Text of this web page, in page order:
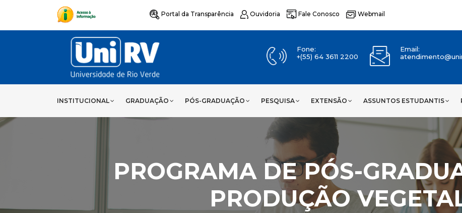
Portal da Transparência Ouvidoria Fale Conosco Webmail
Fone:
+(55) 64 3611 2200
Email:
INSTITUCIONAL GRADUAÇÃO PÓS-GRADUAÇÃO PESQUISA EXTENSÃO ASSUNTOS ESTUDANTIS
PROGRAMA DE PÓS-
PRODUÇÃO